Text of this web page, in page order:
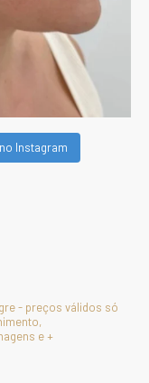
Instagram
- preços válidos só
e +